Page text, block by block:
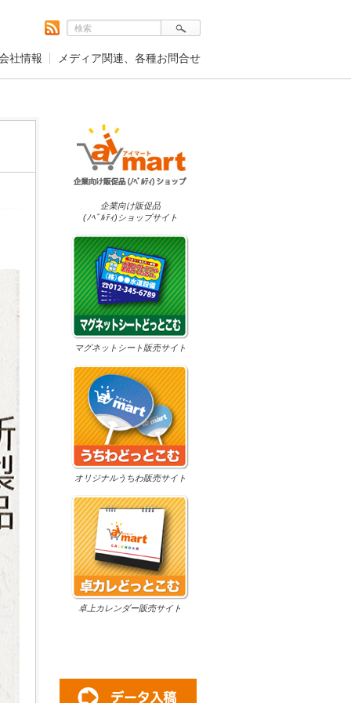
社情報 メディア関連、各種お問合せ
企業向け販促品
(ﾉﾍﾞﾙﾃｨ)ショップサイト
マグネットシート販売サイト
オリジナルうちわ販売サイト
卓上カレンダー販売サイト